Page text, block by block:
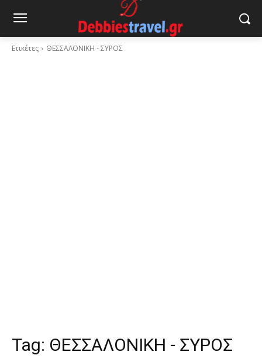
Ετικέτες ΘΕΣΣΑΛΟΝΙΚΗ - ΣΥΡΟΣ
Tag: ΘΕΣΣΑΛΟΝΙΚΗ - ΣΥΡΟΣ